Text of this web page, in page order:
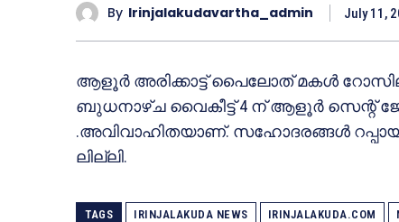
By Irinjalakudavartha_admin July 11,
ആളൂര്‍ അരിക്കാട്ട് പൈലോത് മകള്‍
ബുധനാഴ്ച വൈകീട്ട് 4 ന് ആളൂര്‍ സെന്റ്
.അവിവാഹിതയാണ്. സഹോദരങ്ങള്‍
ലില്ലി.
TAGS IRINJALAKUDA NEWS IRINJALAKUDA.COM